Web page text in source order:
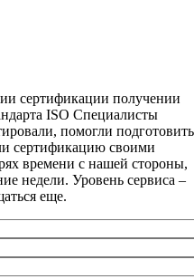
сертификации получении
ISO Специалисты
помогли подготовить
сертификацию своими
времени с нашей стороны,
недели. Уровень сервиса –
еще.